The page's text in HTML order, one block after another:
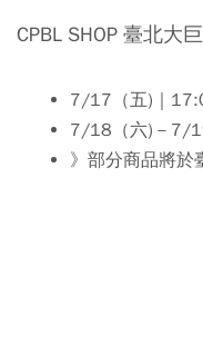
CPBL SHOP 臺北大
7/17（五)｜
7/18（六)－7/
》 部分商品將於